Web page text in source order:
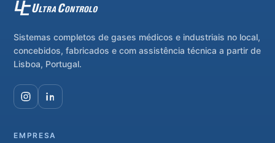
Sistemas completos de gases médicos e industriais no local,
concebidos, fabricados e com assistência técnica a partir de
Lisboa, Portugal.
EMPRESA